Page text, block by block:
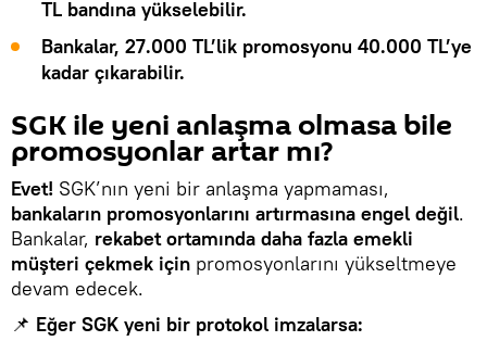
TL bandına yükselebilir.
Bankalar, 27.000 TL’lik promosyonu 40.000 TL’ye
kadar çıkarabilir.
SGK ile yeni anlaşma olmasa bile
promosyonlar artar mı?
Evet! SGK’nın yeni bir anlaşma yapmaması,
bankaların promosyonlarını artırmasına engel değil.
Bankalar, rekabet ortamında daha fazla emekli
müşteri çekmek için promosyonlarını yükseltmeye
devam edecek.
📌 Eğer SGK yeni bir protokol imzalarsa: